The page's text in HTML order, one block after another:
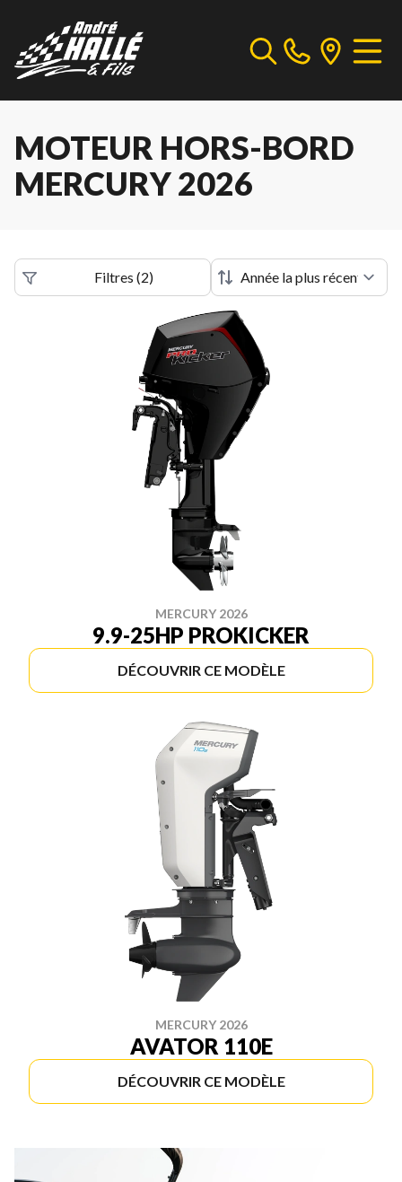
MOTEUR HORS-BORD
MERCURY 2026
Filtres (2)
MERCURY 2026
9.9-25HP PROKICKER
DÉCOUVRIR CE MODÈLE
MERCURY 2026
AVATOR 110E
DÉCOUVRIR CE MODÈLE